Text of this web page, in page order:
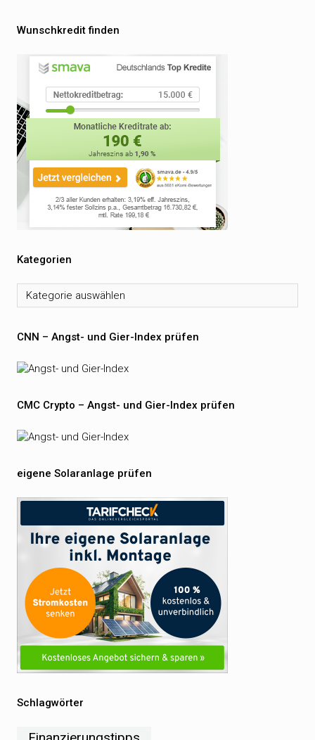
Wunschkredit finden
Kategorien
Kategorien
CNN – Angst- und Gier-Index prüfen
CMC Crypto – Angst- und Gier-Index prüfen
eigene Solaranlage prüfen
Schlagwörter